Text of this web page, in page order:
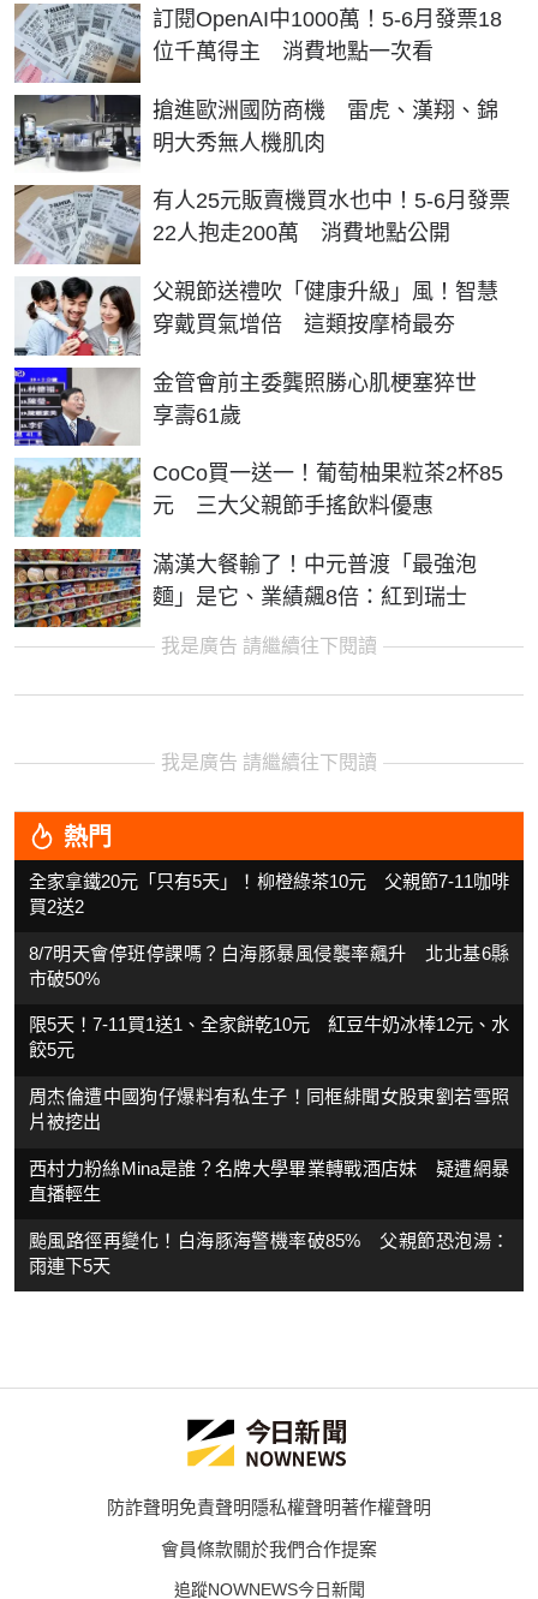
訂閱OpenAI中1000萬！5-6月發票18
位千萬得主 消費地點一次看
搶進歐洲國防商機 雷虎、漢翔、錦
明大秀無人機肌肉
有人25元販賣機買水也中！5-6月發票
22人抱走200萬 消費地點公開
父親節送禮吹「健康升級」風！智慧
穿戴買氣增倍 這類按摩椅最夯
金管會前主委龔照勝心肌梗塞猝世
享壽61歲
CoCo買一送一！葡萄柚果粒茶2杯85
元 三大父親節手搖飲料優惠
滿漢大餐輸了！中元普渡「最強泡
麵」是它、業績飆8倍：紅到瑞士
我是廣告 請繼續往下閱讀
我是廣告 請繼續往下閱讀
熱門
全家拿鐵20元「只有5天」！柳橙綠茶10元 父親節7-11咖啡
買2送2
8/7明天會停班停課嗎？白海豚暴風侵襲率飆升 北北基6縣
市破50%
限5天！7-11買1送1、全家餅乾10元 紅豆牛奶冰棒12元、水
餃5元
周杰倫遭中國狗仔爆料有私生子！同框緋聞女股東劉若雪照
片被挖出
西村力粉絲Mina是誰？名牌大學畢業轉戰酒店妹 疑遭網暴
直播輕生
颱風路徑再變化！白海豚海警機率破85% 父親節恐泡湯：
雨連下5天
防詐聲明免責聲明隱私權聲明著作權聲明
會員條款關於我們合作提案
追蹤NOWNEWS今日新聞